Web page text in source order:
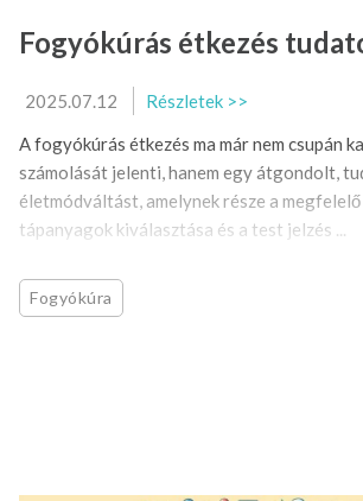
Fogyókúrás étkezés
2025.07.12
Részletek >>
A fogyókúrás étkezés ma már nem csupán
számolását jelenti, hanem egy átgondolt,
életmódváltást, amelynek része a megfelelő
tápanyagok kiválasztása és a test jelzés ...
Fogyókúra